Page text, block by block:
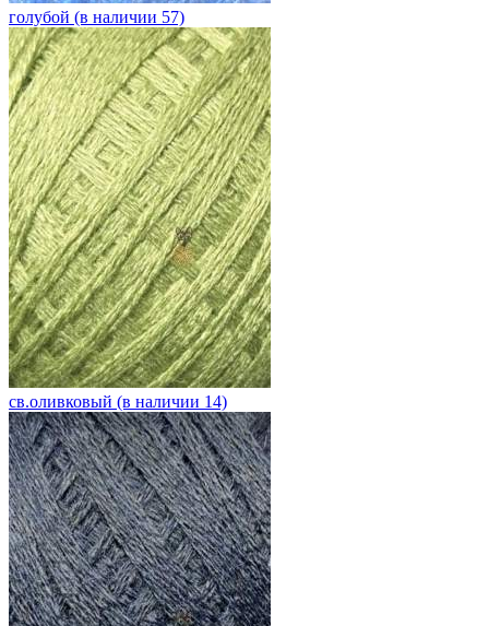
голубой (в наличии 57)
св.оливковый (в наличии 14)